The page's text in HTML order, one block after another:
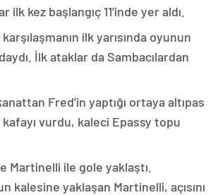
kez başlangıç 11’inde yer aldı.
ilk yarısında oyunun
İlk ataklar da Sambacılardan
Fred’in yaptığı ortaya altıpas
vurdu, kaleci Epassy topu
Martinelli ile gole yaklaştı.
kalesine yaklaşan Martinelli, açısını